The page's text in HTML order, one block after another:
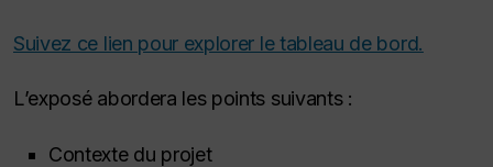
Suivez ce lien pour explorer le tableau de bord.
L’exposé abordera les points suivants :
Contexte du projet